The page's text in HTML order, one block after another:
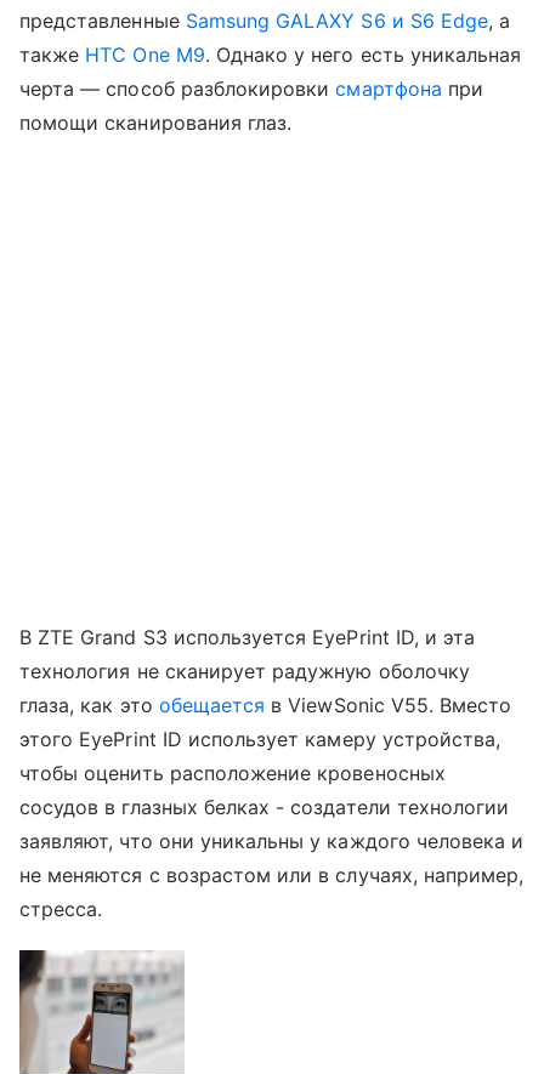
представленные Samsung GALAXY S6 и S6 Edge, а
также HTC One M9. Однако у него есть уникальная
черта — способ разблокировкисмартфона при
помощи сканирования глаз.
В ZTE Grand S3 используется EyePrint ID, и эта
технология не сканирует радужную оболочку
глаза, как это обещается в ViewSonic V55. Вместо
этого EyePrint ID использует камеру устройства,
чтобы оценить расположение кровеносных
сосудов в глазных белках - создатели технологии
заявляют, что они уникальны у каждого человека и
не меняются с возрастом или в случаях, например,
стресса.